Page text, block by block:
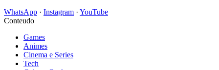
WhatsApp · Instagram · YouTube
Conteudo
Games
Animes
Cinema e Series
Tech